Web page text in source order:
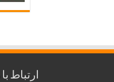
ارتباط با